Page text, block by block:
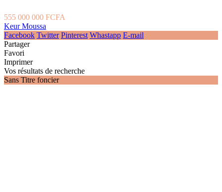
555 000 000 FCFA
Keur Moussa
Facebook Twitter Pinterest Whastapp E-mail
Partager
Favori
Imprimer
Vos résultats de recherche
Sans Titre foncier